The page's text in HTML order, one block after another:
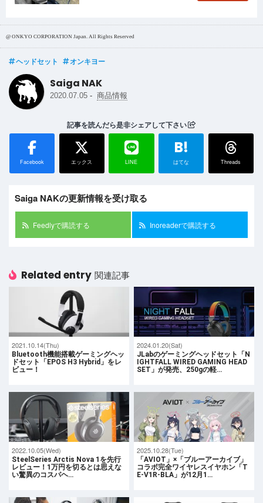
@ ONKYO CORPORATION Japan. All Rights Reserved
ヘッドセット オンキヨー
Saiga NAK
2020.07.05 - 商品情報
記事を読んだら是非シェアして下さい
Facebook エックス LINE
B!
はてな Threads
Saiga NAKの更新情報を受け取る
Feedlyで購読する Inoreaderで購読する
Related entry 関連記事
2021.10.14(Thu)
Bluetooth機能搭載ゲーミングヘッ
ドセット「EPOS H3 Hybrid」をレ
ビュー！
2024.01.20(Sat)
JLabのゲーミングヘッドセット「N
IGHTFALL WIRED GAMING HEAD
SET」が発売、250gの軽…
2022.10.05(Wed)
SteelSeries Arctis Nova 1を先行
レビュー！1万円を切るとは思えな
い驚異のコスパヘ…
2025.10.28(Tue)
「AVIOT」×「ブルーアーカイブ」
コラボ完全ワイヤレスイヤホン「T
E-V1R-BLA」が12月1…